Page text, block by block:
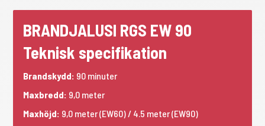
BRANDJALUSI RGS EW 90
Teknisk specifikation
Brandskydd: 90 minuter
Maxbredd: 9,0 meter
Maxhöjd: 9,0 meter (EW60) / 4.5 meter (EW90)